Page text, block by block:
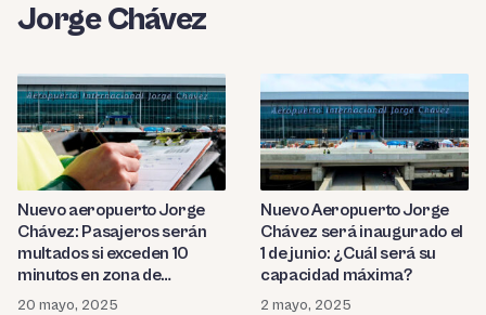
Jorge Chávez
Nuevo aeropuerto Jorge
Chávez: Pasajeros serán
multados si exceden 10
minutos en zona de
desembarque
20 mayo, 2025
Nuevo Aeropuerto Jorge
Chávez será inaugurado el
1 de junio: ¿Cuál será su
capacidad máxima?
2 mayo, 2025